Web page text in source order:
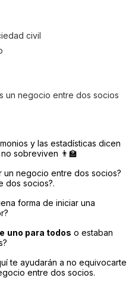
civil
un negocio entre dos socios
y las estadísticas dicen
sobreviven 👨‍🏫
un negocio entre dos socios?
dos socios?.
forma de iniciar una
uno para todos o estaban
te ayudarán a no equivocarte
entre dos socios.